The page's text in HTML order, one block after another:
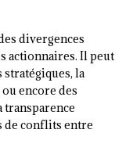
divergences
actionnaires. Il peut
stratégiques, la
encore des
transparence
de conflits entre